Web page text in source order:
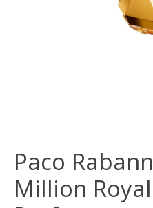
Paco
Million